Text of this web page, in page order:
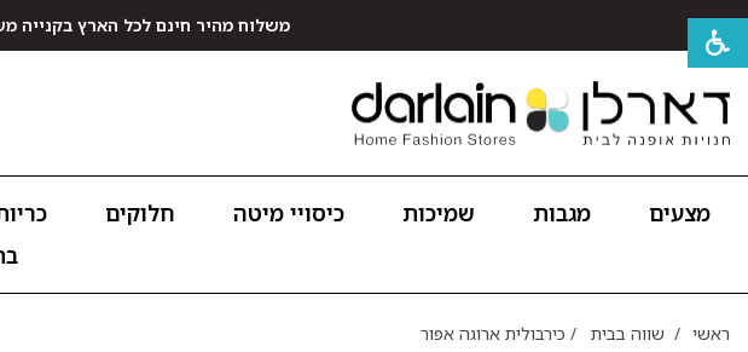
משלוח מהיר חינם לכל הארץ בקנייה מעל 199 ש"ח > החזרות על חשבוננו > 100% שביעות
מצעים מגבות שמיכות כיסויי מיטה חלוקים
ראשי / שווה בבית / כירבולית ארוגה אפור